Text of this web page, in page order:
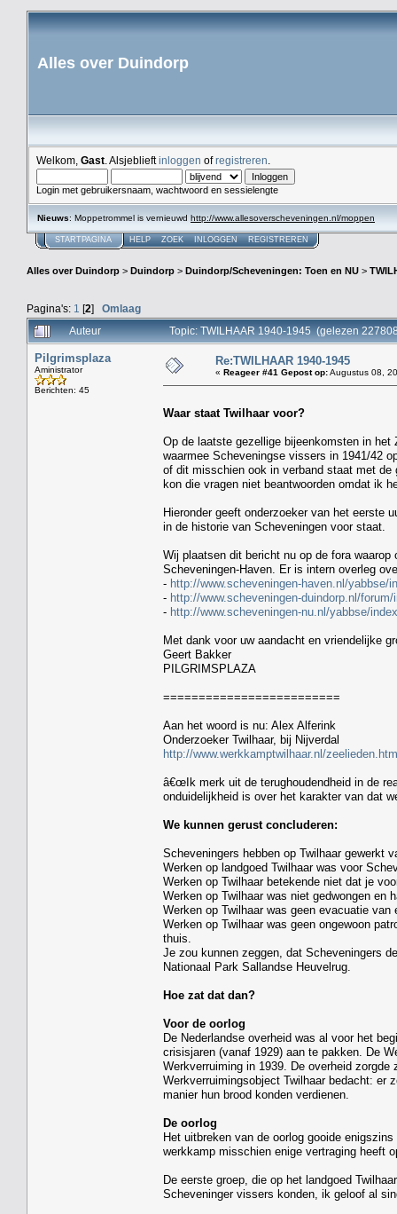
Alles over Duindorp
Welkom, Gast . Alsjeblieftinloggen ofregistreren
Login met gebruikersnaam, wachtwoord en sessielengte
Nieuws: Moppetrommel is vernieuwd http://www.allesoverscheveningen.nl/moppen
STARTPAGINA HELP ZOEK INLOGGEN REGISTREREN
Alles over Duindorp > Duindorp > Duindorp/Scheveningen: Toen en NU >
Pagina's: 1 [2] Omlaag
Auteur
Topic: TWILHAAR 1940-1945 (gelezen
Pilgrimsplaza
Aministrator
Berichten: 45
Re:TWILHAAR 1940-1945
« Reageer #41 Gepost op:Augustus 08,
Waar staat Twilhaar voor?
Op de laatste gezellige bijeenkomsten in
waarmee Scheveningse vissers in 1941/42
of dit misschien ook in verband staat met
kon die vragen niet beantwoorden omdat ik
Hieronder geeft onderzoeker van het eerste
in de historie van Scheveningen voor staat.
Wij plaatsen dit bericht nu op de fora
Scheveningen-Haven. Er is intern overleg
- http://www.scheveningen-haven.nl/yabbse/
- http://www.scheveningen-duindorp.nl/
- http://www.scheveningen-nu.nl/yabbse/
Met dank voor uw aandacht en vriendelijke
Geert Bakker
PILGRIMSPLAZA
=========================
Aan het woord is nu: Alex Alferink
Onderzoeker Twilhaar, bij Nijverdal
http://www.werkkamptwilhaar.nl/
â€œIk merk uit de terughoudendheid in de
onduidelijkheid is over het karakter van dat
We kunnen gerust concluderen:
Scheveningers hebben op Twilhaar gewerkt
Werken op landgoed Twilhaar was voor
Werken op Twilhaar betekende niet dat je
Werken op Twilhaar was niet gedwongen en
Werken op Twilhaar was geen evacuatie
Werken op Twilhaar was geen ongewoon
thuis.
Je zou kunnen zeggen, dat Scheveningers
Nationaal Park Sallandse Heuvelrug.
Hoe zat dat dan?
Voor de oorlog
De Nederlandse overheid was al voor het
crisisjaren (vanaf 1929) aan te pakken. De
Werkverruiming in 1939. De overheid
Werkverruimingsobject Twilhaar bedacht: er
manier hun brood konden verdienen.
De oorlog
Het uitbreken van de oorlog gooide
werkkamp misschien enige vertraging heeft
De eerste groep, die op het landgoed
Scheveninger vissers konden, ik geloof al